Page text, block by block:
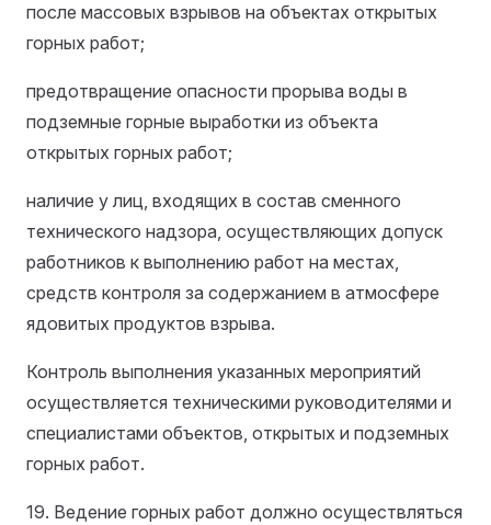
после массовых взрывов на объектах открытых
горных работ;
предотвращение опасности прорыва воды в
подземные горные выработки из объекта
открытых горных работ;
наличие у лиц, входящих в состав сменного
технического надзора, осуществляющих допуск
работников к выполнению работ на местах,
средств контроля за содержанием в атмосфере
ядовитых продуктов взрыва.
Контроль выполнения указанных мероприятий
осуществляется техническими руководителями и
специалистами объектов, открытых и подземных
горных работ.
19. Ведение горных работ должно осуществляться